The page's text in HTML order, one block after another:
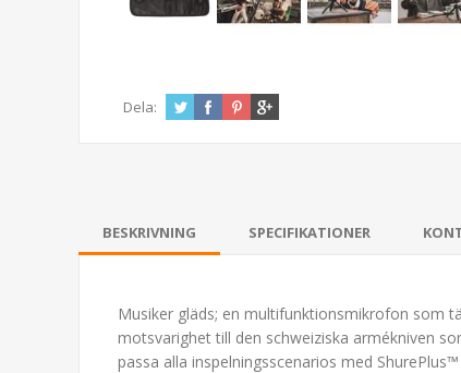
Dela:
BESKRIVNING SPECIFIKATIONER
Musiker gläds; en multifunktionsmikrofon som
motsvarighet till den schweiziska armékniven
passa alla inspelningsscenarios med